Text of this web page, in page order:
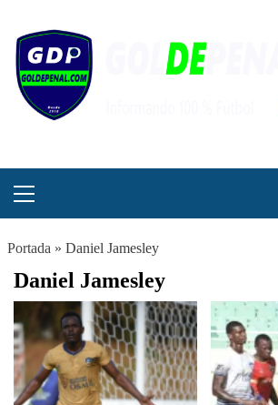
contenido
principal
Portada » Daniel Jamesley
Daniel Jamesley